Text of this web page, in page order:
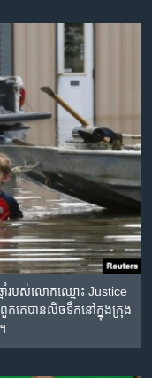
របស់​លោក​ឈ្មោះ Justice
ពួកគេ​បាន​លិច​ទឹក​នៅ​ក្នុង​ក្រុង